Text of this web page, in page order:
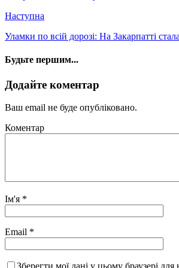
Наступна
Уламки по всій дорозі: На Закарпатті
Будьте першим...
Додайте коментар
Ваш email не буде опубліковано.
Коментар
Ім'я *
Email *